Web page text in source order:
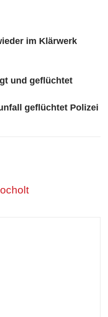
im Klärwerk
und geflüchtet
geflüchtet Polizei